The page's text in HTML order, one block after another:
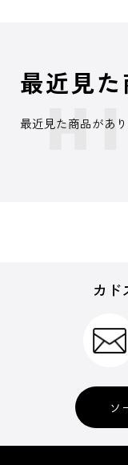
最近見た
最近見た商品があり
カド
ソ